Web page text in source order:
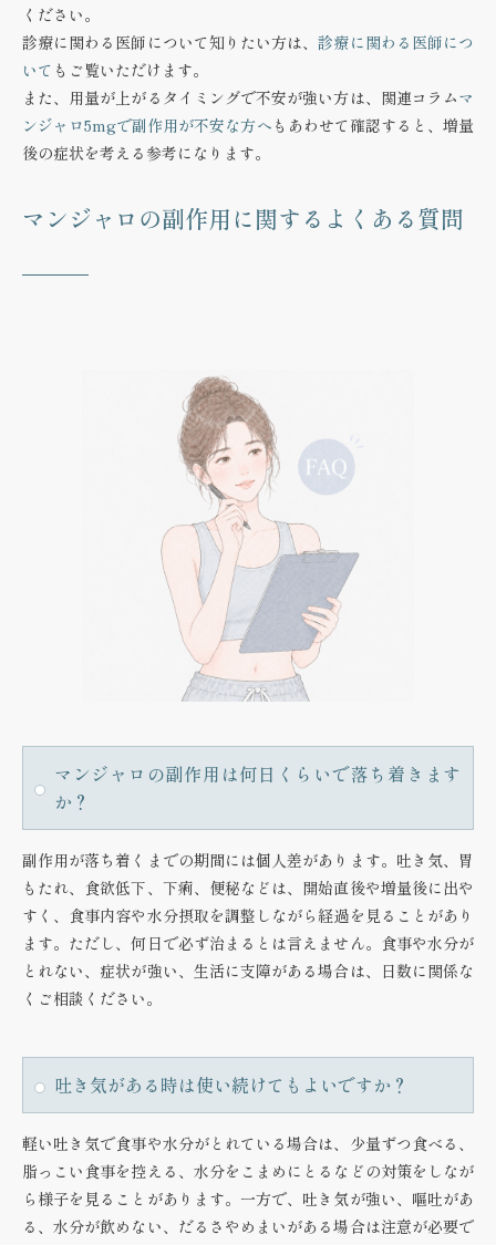
ください。
診療に関わる医師について知りたい方は、診療に関わる医師につ
いて もご覧いただけます。
また、用量が上がるタイミングで不安が強い方は、関連コラムマ
ンジャロ5mgで副作用が不安な方へ もあわせて確認すると、増量
後の症状を考える参考になります。
マンジャロの副作用に関するよくある質問
マンジャロの副作用は何日くらいで落ち着きます
か？
副作用が落ち着くまでの期間には個人差があります。吐き気、胃
もたれ、食欲低下、下痢、便秘などは、開始直後や増量後に出や
すく、食事内容や水分摂取を調整しながら経過を見ることがあり
ます。ただし、何日で必ず治まるとは言えません。食事や水分が
とれない、症状が強い、生活に支障がある場合は、日数に関係な
くご相談ください。
吐き気がある時は使い続けてもよいですか？
軽い吐き気で食事や水分がとれている場合は、少量ずつ食べる、
脂っこい食事を控える、水分をこまめにとるなどの対策をしなが
ら様子を見ることがあります。一方で、吐き気が強い、嘔吐があ
る、水分が飲めない、だるさやめまいがある場合は注意が必要で